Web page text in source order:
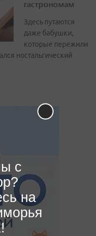
гастрономам
Здесь путаются
даже бабушки,
которые пережили
ностальгический
с
на